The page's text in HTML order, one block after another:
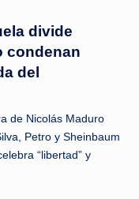
divide
condenan
del
de Nicolás Maduro
Petro y Sheinbaum
“libertad” y